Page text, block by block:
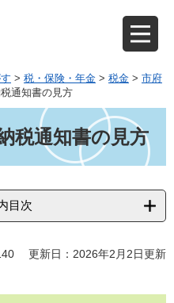
> 税・保険・年金 > 税金 > 市府
通知書の見方
税通知書の見方
目次
更新日：2026年2月2日更新